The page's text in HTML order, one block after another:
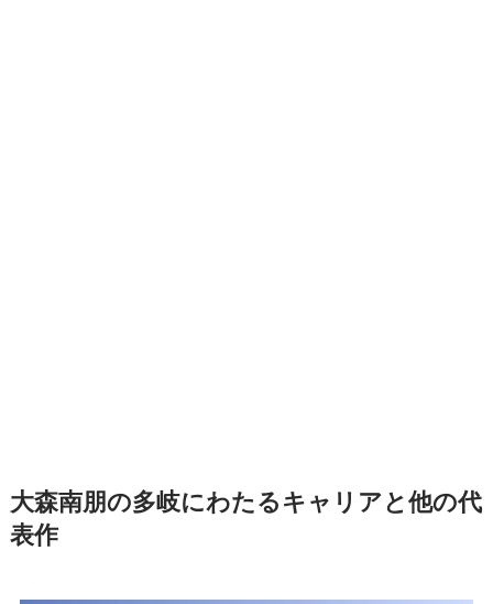
大森南朋の多岐にわたるキャリアと他の代
表作